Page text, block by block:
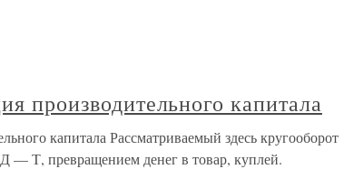
производительного капитала
капитала Рассматриваемый здесь кругооборот
— Т, превращением денег в товар, куплей.